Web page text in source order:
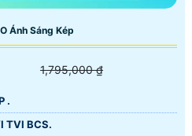
Ánh Sáng Kép
1,795,000 ₫
.
TVI BCS.